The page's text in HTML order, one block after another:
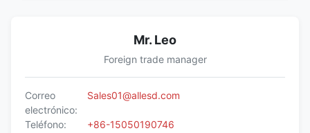
Mr. Leo
Foreign trade manager
Correo
electrónico:
Sales01@allesd.com
Teléfono: +86-15050190746